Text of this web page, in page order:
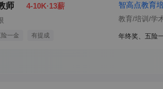
师 4-10K·13薪
险一金 有提成
智高点教育